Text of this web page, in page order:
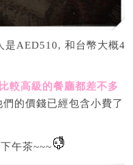
是AED510, 和台幣大概4
較高級的餐廳都差不多
的價錢已經包含小費了
午茶~~~